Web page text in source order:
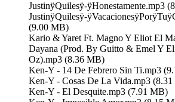
JustinÿQuilesÿ-ÿHonestamente.mp3
JustinÿQuilesÿ-
(9.00 MB)
Kario & Yaret Ft. Magno Y Eliot El
Dayana (Prod. By Guitto & Emel Y
Oz).mp3 (8.36 MB)
Ken-Y - 14 De Febrero Sin Ti.mp3
Ken-Y - Cosas De La Vida.mp3
Ken-Y - El Desquite.mp3 (7.91 MB)